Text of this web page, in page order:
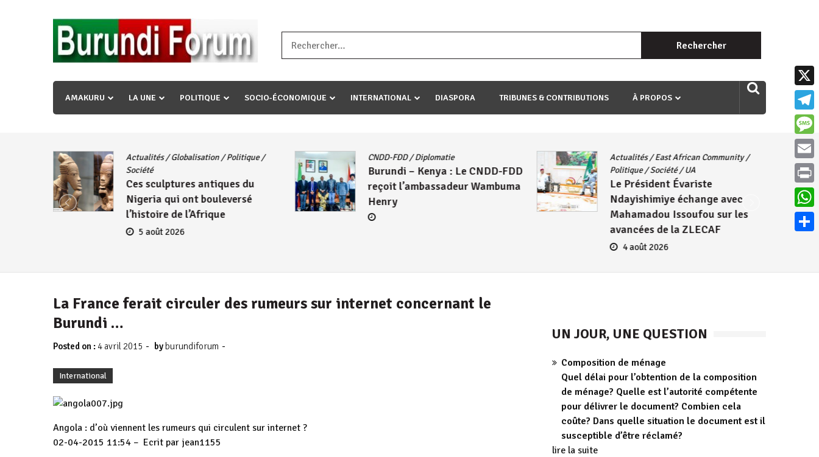
« Ingorane si ugupfa , ingorane ni ugupfa nabi ,gupfa ataco umariye umuryango wawe canke igihugu cakwibarutse .Wewe uri ngaha ndagusigiye iki kibazo : Uriko ukora iki kugira ngo
uzopfire neza umuryango n’igihugu cakwibarutse ? »
Rechercher :
AMAKURU LA UNE POLITIQUE SOCIO-ÉCONOMIQUE INTERNATIONAL DIASPORA TRIBUNES & CONTRIBUTIONS À PROPOS
Actualités/Globalisation/Politique/
Société
Ces sculptures antiques du
Nigeria qui ont bouleversé
l’histoire de l’Afrique
5 août 2026
CNDD-FDD/Diplomatie
Burundi – Kenya : Le CNDD-FDD
reçoit l’ambassadeur Wambuma
Henry
Actualités/East African Community/
Politique/Société/UA
Le Président Évariste
Ndayishimiye échange avec
Mahamadou Issoufou sur les
avancées de la ZLECAF
4 août 2026
La France ferait circuler des rumeurs sur internet concernant le
Burundi …
Posted on : 4 avril 2015 - by burundiforum -
International
Angola : d’où viennent les rumeurs qui circulent sur internet ?
02-04-2015 11:54 – Ecrit par jean1155
UN JOUR, UNE QUESTION
Composition de ménage
Quel délai pour l’obtention de la composition
de ménage? Quelle est l’autorité compétente
pour délivrer le document? Combien cela
coûte? Dans quelle situation le document est il
susceptible d’être réclamé?
lire la suite
X
Email
Print